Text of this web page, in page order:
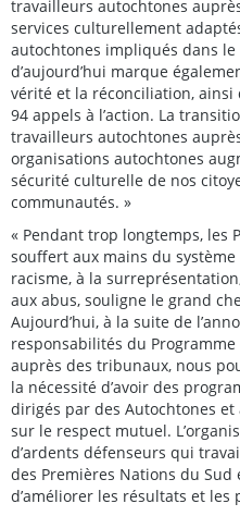
travailleurs autochtones
services culturellement
autochtones impliqués dans le
d’aujourd’hui marque
vérité et la réconciliation,
94 appels à l’action. La
travailleurs autochtones
organisations autochtones
sécurité culturelle de nos
communautés. »
« Pendant trop longtemps, les
souffert aux mains du
racisme, à la
aux abus, souligne le grand
Aujourd’hui, à la suite de
responsabilités du
auprès des tribunaux, nous
la nécessité d’avoir des
dirigés par des Autochtones
sur le respect mutuel.
d’ardents défenseurs qui
des Premières Nations du Sud
d’améliorer les résultats et